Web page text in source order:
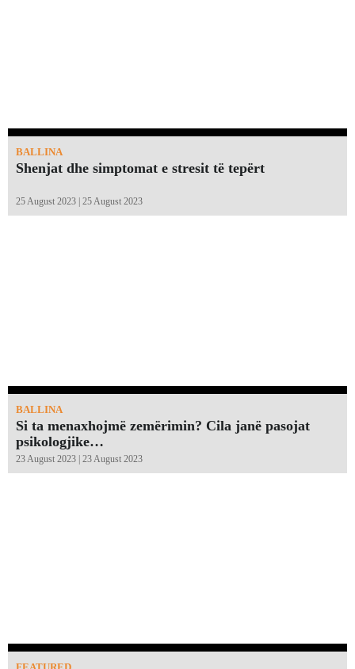
BALLINA
Shenjat dhe simptomat e stresit të tepërt
25 August 2023 | 25 August 2023
BALLINA
Si ta menaxhojmë zemërimin? Cila janë pasojat
psikologjike…
23 August 2023 | 23 August 2023